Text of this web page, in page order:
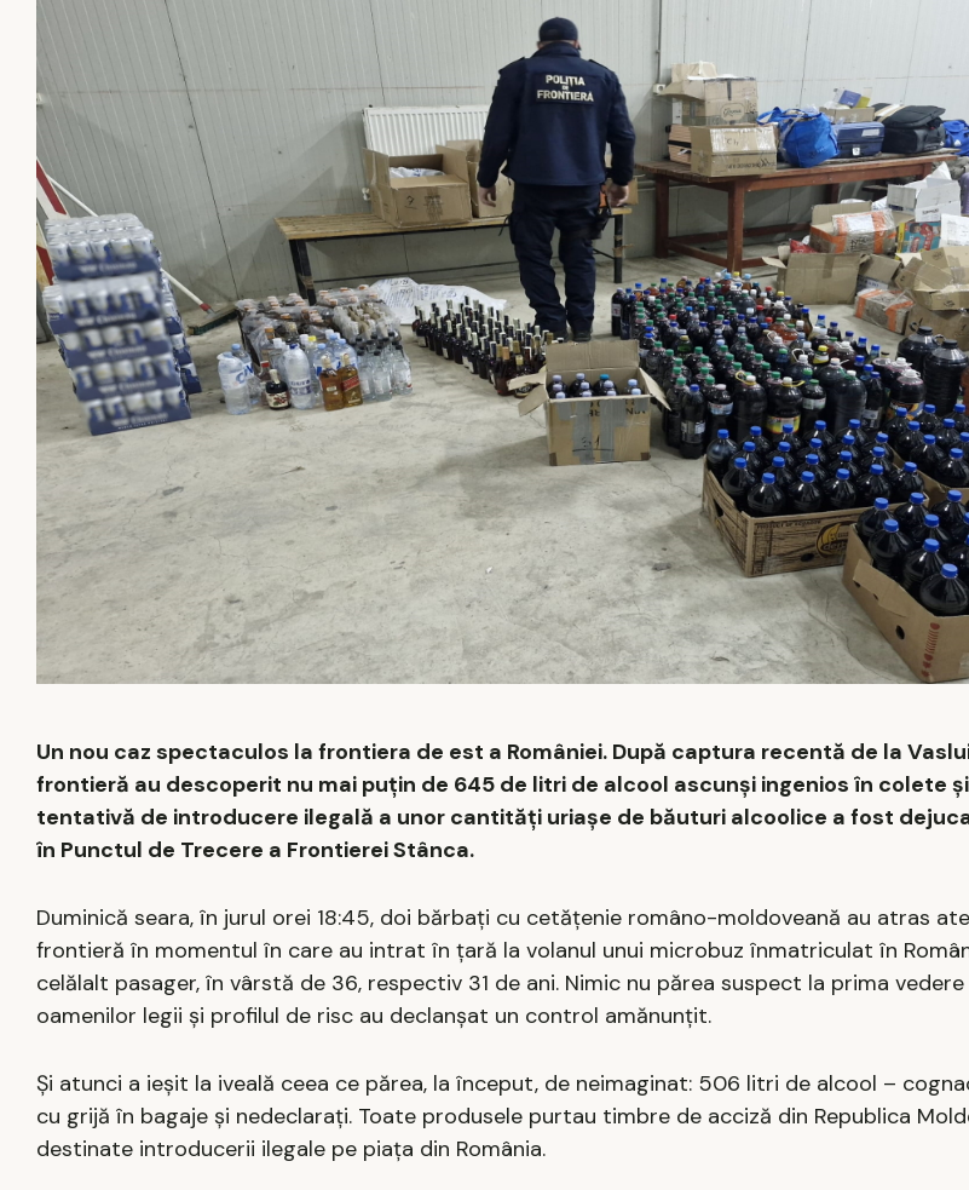
Un nou caz spectaculos la frontiera de est a României. După captura recentă de la
frontieră au descoperit nu mai puțin de 645 de litri de alcool ascunși ingenios în colete
tentativă de introducere ilegală a unor cantități uriașe de băuturi alcoolice a fost
în Punctul de Trecere a Frontierei Stânca.
Duminică seara, în jurul orei 18:45, doi bărbați cu cetățenie româno-moldoveană au atras
frontieră în momentul în care au intrat în țară la volanul unui microbuz înmatriculat în
celălalt pasager, în vârstă de 36, respectiv 31 de ani. Nimic nu părea suspect la prima
oamenilor legii și profilul de risc au declanșat un control amănunțit.
Și atunci a ieșit la iveală ceea ce părea, la început, de neimaginat: 506 litri de alcool –
cu grijă în bagaje și nedeclarați. Toate produsele purtau timbre de acciză din Republica
destinate introducerii ilegale pe piața din România.